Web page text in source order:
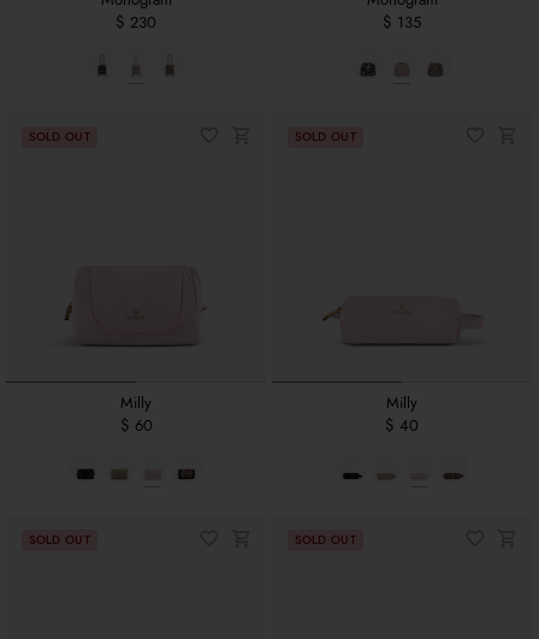
$ 230
$ 135
Milly
$ 60
Milly
$ 40